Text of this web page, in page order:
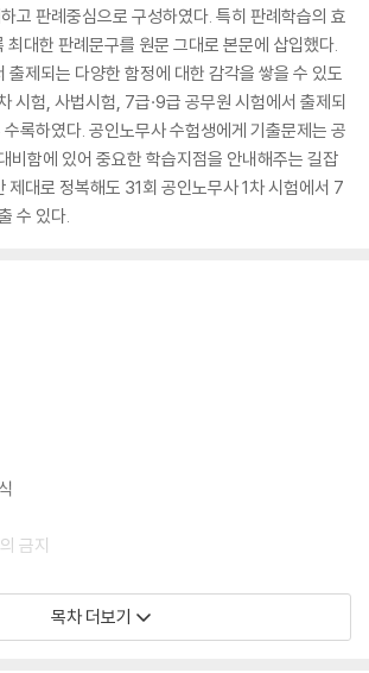
고 판례중심으로 구성하였다. 특히 판례학습의 효
최대한 판례문구를 원문 그대로 본문에 삽입했다.
출제되는 다양한 함정에 대한 감각을 쌓을 수 있도
시험, 사법시험, 7급·9급 공무원 시험에서 출제되
록하였다. 공인노무사 수험생에게 기출문제는 공
비함에 있어 중요한 학습지점을 안내해주는 길잡
제대로 정복해도 31회 공인노무사 1차 시험에서 7
수 있다.
금지
관·벌칙
목차 더보기